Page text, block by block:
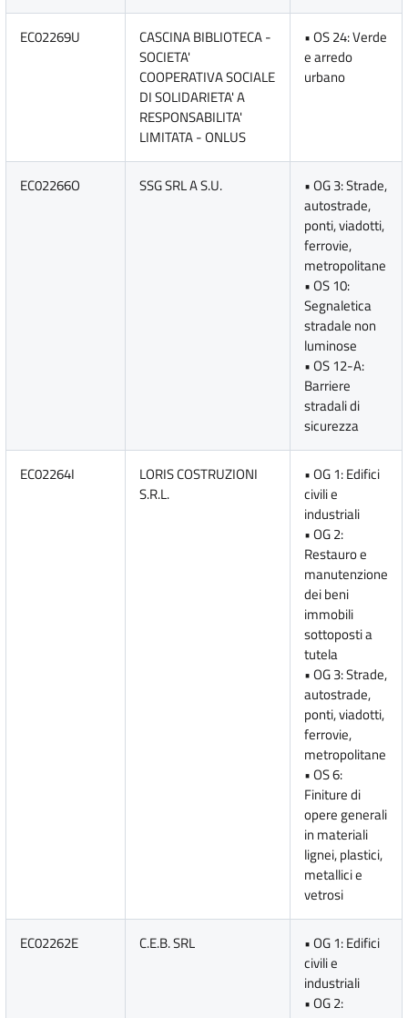
EC02269U
CASCINA BIBLIOTECA -
SOCIETA'
COOPERATIVA SOCIALE
DI SOLIDARIETA' A
RESPONSABILITA'
LIMITATA - ONLUS
• OS 24: Verde
e arredo
urbano
EC02266O SSG SRL A S.U.
• OG 3: Strade,
autostrade,
ponti, viadotti,
ferrovie,
metropolitane
• OS 10:
Segnaletica
stradale non
luminose
• OS 12-A:
Barriere
stradali di
sicurezza
EC02264I
LORIS COSTRUZIONI
S.R.L.
• OG 1: Edifici
civili e
industriali
• OG 2:
Restauro e
manutenzione
dei beni
immobili
sottoposti a
tutela
• OG 3: Strade,
autostrade,
ponti, viadotti,
ferrovie,
metropolitane
• OS 6:
Finiture di
opere generali
in materiali
lignei, plastici,
metallici e
vetrosi
EC02262E C.E.B. SRL
• OG 1: Edifici
civili e
industriali
• OG 2: